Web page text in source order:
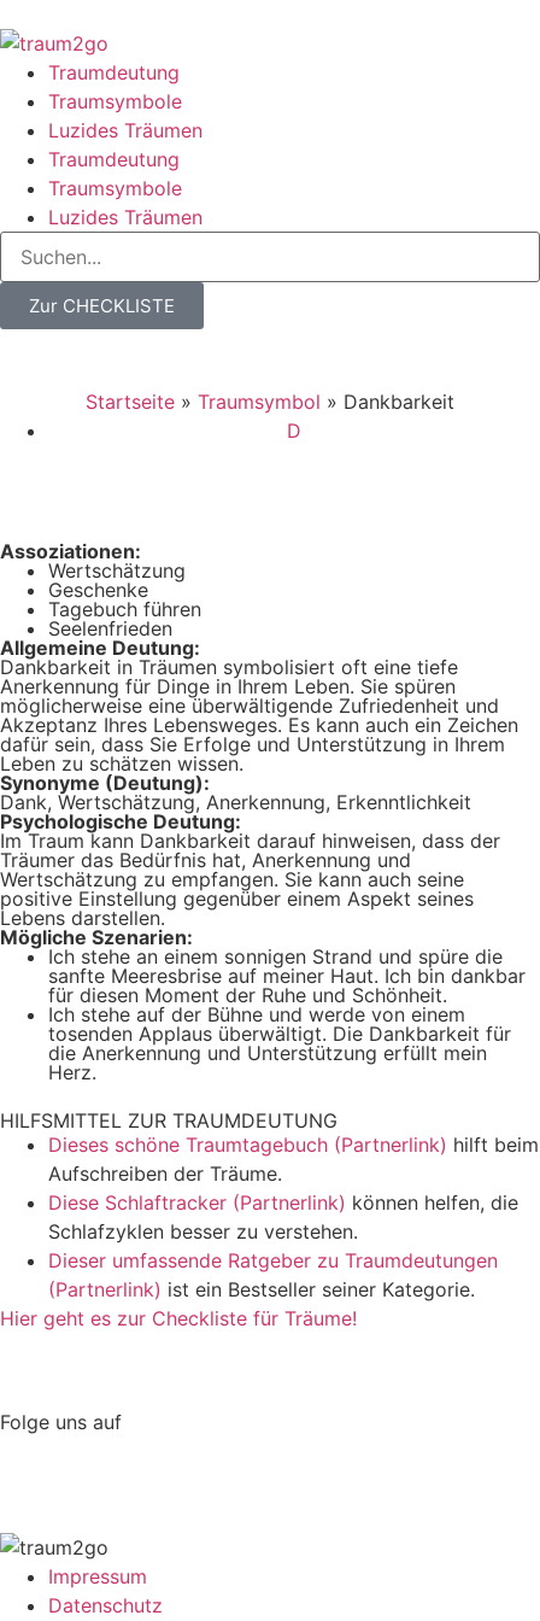
Traumdeutung
Traumsymbole
Luzides Träumen
Traumdeutung
Traumsymbole
Luzides Träumen
Zur CHECKLISTE
Startseite » Traumsymbol » Dankbarkeit
D
Assoziationen:
Wertschätzung
Geschenke
Tagebuch führen
Seelenfrieden
Allgemeine Deutung:
Dankbarkeit in Träumen symbolisiert oft eine tiefe
Anerkennung für Dinge in Ihrem Leben. Sie spüren
möglicherweise eine überwältigende Zufriedenheit und
Akzeptanz Ihres Lebensweges. Es kann auch ein Zeichen
dafür sein, dass Sie Erfolge und Unterstützung in Ihrem
Leben zu schätzen wissen.
Synonyme (Deutung):
Dank, Wertschätzung, Anerkennung, Erkenntlichkeit
Psychologische Deutung:
Im Traum kann Dankbarkeit darauf hinweisen, dass der
Träumer das Bedürfnis hat, Anerkennung und
Wertschätzung zu empfangen. Sie kann auch seine
positive Einstellung gegenüber einem Aspekt seines
Lebens darstellen.
Mögliche Szenarien:
Ich stehe an einem sonnigen Strand und spüre die
sanfte Meeresbrise auf meiner Haut. Ich bin dankbar
für diesen Moment der Ruhe und Schönheit.
Ich stehe auf der Bühne und werde von einem
tosenden Applaus überwältigt. Die Dankbarkeit für
die Anerkennung und Unterstützung erfüllt mein
Herz.
HILFSMITTEL ZUR TRAUMDEUTUNG
Dieses schöne Traumtagebuch (Partnerlink) hilft beim
Aufschreiben der Träume.
Diese Schlaftracker (Partnerlink) können helfen, die
Schlafzyklen besser zu verstehen.
Dieser umfassende Ratgeber zu Traumdeutungen
(Partnerlink) ist ein Bestseller seiner Kategorie.
Hier geht es zur Checkliste für Träume!
Folge uns auf
Impressum
Datenschutz